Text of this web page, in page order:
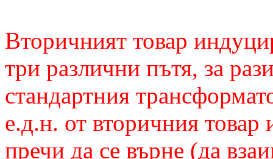
Вторичният товар
три различни пътя, за
стандартния
е.д.н. от вторичния товар
пречи да се върне (да